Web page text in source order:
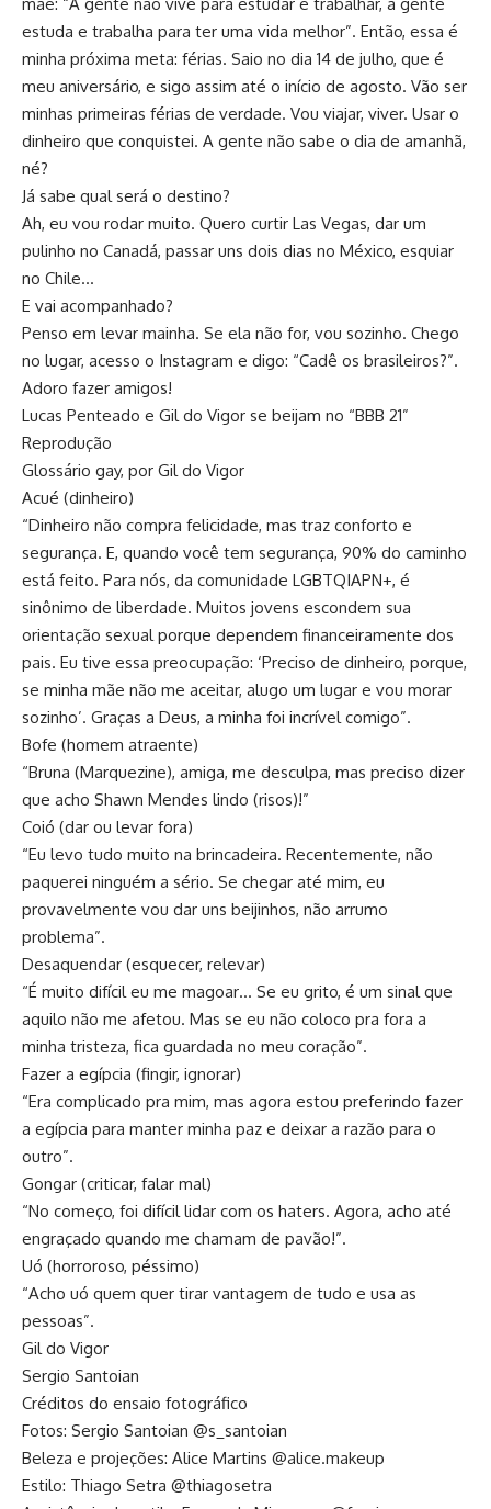
estuda e trabalha para ter uma vida melhor”. Então, essa é
minha próxima meta: férias. Saio no dia 14 de julho, que é
meu aniversário, e sigo assim até o início de agosto. Vão ser
minhas primeiras férias de verdade. Vou viajar, viver. Usar o
dinheiro que conquistei. A gente não sabe o dia de amanhã,
né?
Já sabe qual será o destino?
Ah, eu vou rodar muito. Quero curtir Las Vegas, dar um
pulinho no Canadá, passar uns dois dias no México, esquiar
no Chile…
E vai acompanhado?
Penso em levar mainha. Se ela não for, vou sozinho. Chego
no lugar, acesso o Instagram e digo: “Cadê os brasileiros?”.
Adoro fazer amigos!
Lucas Penteado e Gil do Vigor se beijam no “BBB 21”
Reprodução
Glossário gay, por Gil do Vigor
Acué (dinheiro)
“Dinheiro não compra felicidade, mas traz conforto e
segurança. E, quando você tem segurança, 90% do caminho
está feito. Para nós, da comunidade LGBTQIAPN+, é
sinônimo de liberdade. Muitos jovens escondem sua
orientação sexual porque dependem financeiramente dos
pais. Eu tive essa preocupação: ‘Preciso de dinheiro, porque,
se minha mãe não me aceitar, alugo um lugar e vou morar
sozinho’. Graças a Deus, a minha foi incrível comigo”.
Bofe (homem atraente)
“Bruna (Marquezine), amiga, me desculpa, mas preciso dizer
que acho Shawn Mendes lindo (risos)!”
Coió (dar ou levar fora)
“Eu levo tudo muito na brincadeira. Recentemente, não
paquerei ninguém a sério. Se chegar até mim, eu
provavelmente vou dar uns beijinhos, não arrumo
problema”.
Desaquendar (esquecer, relevar)
“É muito difícil eu me magoar… Se eu grito, é um sinal que
aquilo não me afetou. Mas se eu não coloco pra fora a
minha tristeza, fica guardada no meu coração”.
Fazer a egípcia (fingir, ignorar)
“Era complicado pra mim, mas agora estou preferindo fazer
a egípcia para manter minha paz e deixar a razão para o
outro”.
Gongar (criticar, falar mal)
“No começo, foi difícil lidar com os haters. Agora, acho até
engraçado quando me chamam de pavão!”.
Uó (horroroso, péssimo)
“Acho uó quem quer tirar vantagem de tudo e usa as
pessoas”.
Gil do Vigor
Sergio Santoian
Créditos do ensaio fotográfico
Fotos: Sergio Santoian @s_santoian
Beleza e projeções: Alice Martins @alice.makeup
Estilo: Thiago Setra @thiagosetra